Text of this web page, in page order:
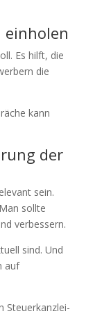
einholen
Es hilft, die
die
kann
der
sein.
sollte
verbessern.
sind. Und
auf
Steuerkanzlei-